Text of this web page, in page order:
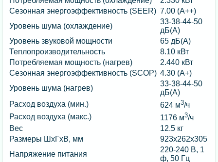
Сезонная энергоэффективность (SEER) 7.00 (A++)
Уровень шума (охлаждение)
33-38-44-50
дБ(А)
Уровень звуковой мощности
65 дБ(А)
Теплопроизводительность
8.10 кВт
Потребляемая мощность (нагрев)
2.440 кВт
Сезонная энергоэффективность (SCOP) 4.30 (A+)
Уровень шума (нагрев)
33-38-44-50
дБ(А)
Расход воздуха (мин.)
624 м3/ч
Расход воздуха (макс.)
1176 м3/ч
Вес
12.5 кг
Размеры ШхГхВ, мм
923х262х305
Напряжение питания
220-240 В, 1
ф, 50 Гц